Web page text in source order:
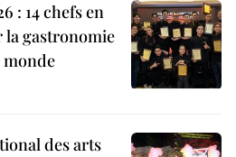
: 14 chefs en
gastronomie
monde
des arts